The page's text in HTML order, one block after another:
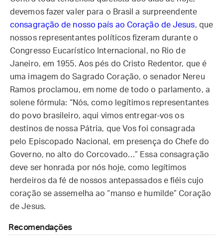
devemos fazer valer para o Brasil a surpreendente
consagração de nosso país ao Coração de Jesus, que
nossos representantes políticos fizeram durante o
Congresso Eucarístico Internacional, no Rio de
Janeiro, em 1955. Aos pés do Cristo Redentor, que é
uma imagem do Sagrado Coração, o senador Nereu
Ramos proclamou, em nome de todo o parlamento, a
solene fórmula: “Nós, como legítimos representantes
do povo brasileiro, aqui vimos entregar-vos os
destinos de nossa Pátria, que Vos foi consagrada
pelo Episcopado Nacional, em presença do Chefe do
Governo, no alto do Corcovado…” Essa consagração
deve ser honrada por nós hoje, como legítimos
herdeiros da fé de nossos antepassados e fiéis cujo
coração se assemelha ao “manso e humilde” Coração
de Jesus.
Recomendações